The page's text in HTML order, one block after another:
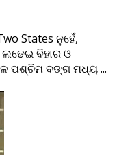
States ନୁହେଁ,
ଲଢେଇ ବିହାର ଓ
ପଶ୍ଚିମ ବଙ୍ଗ ମଧ୍ୟ ...